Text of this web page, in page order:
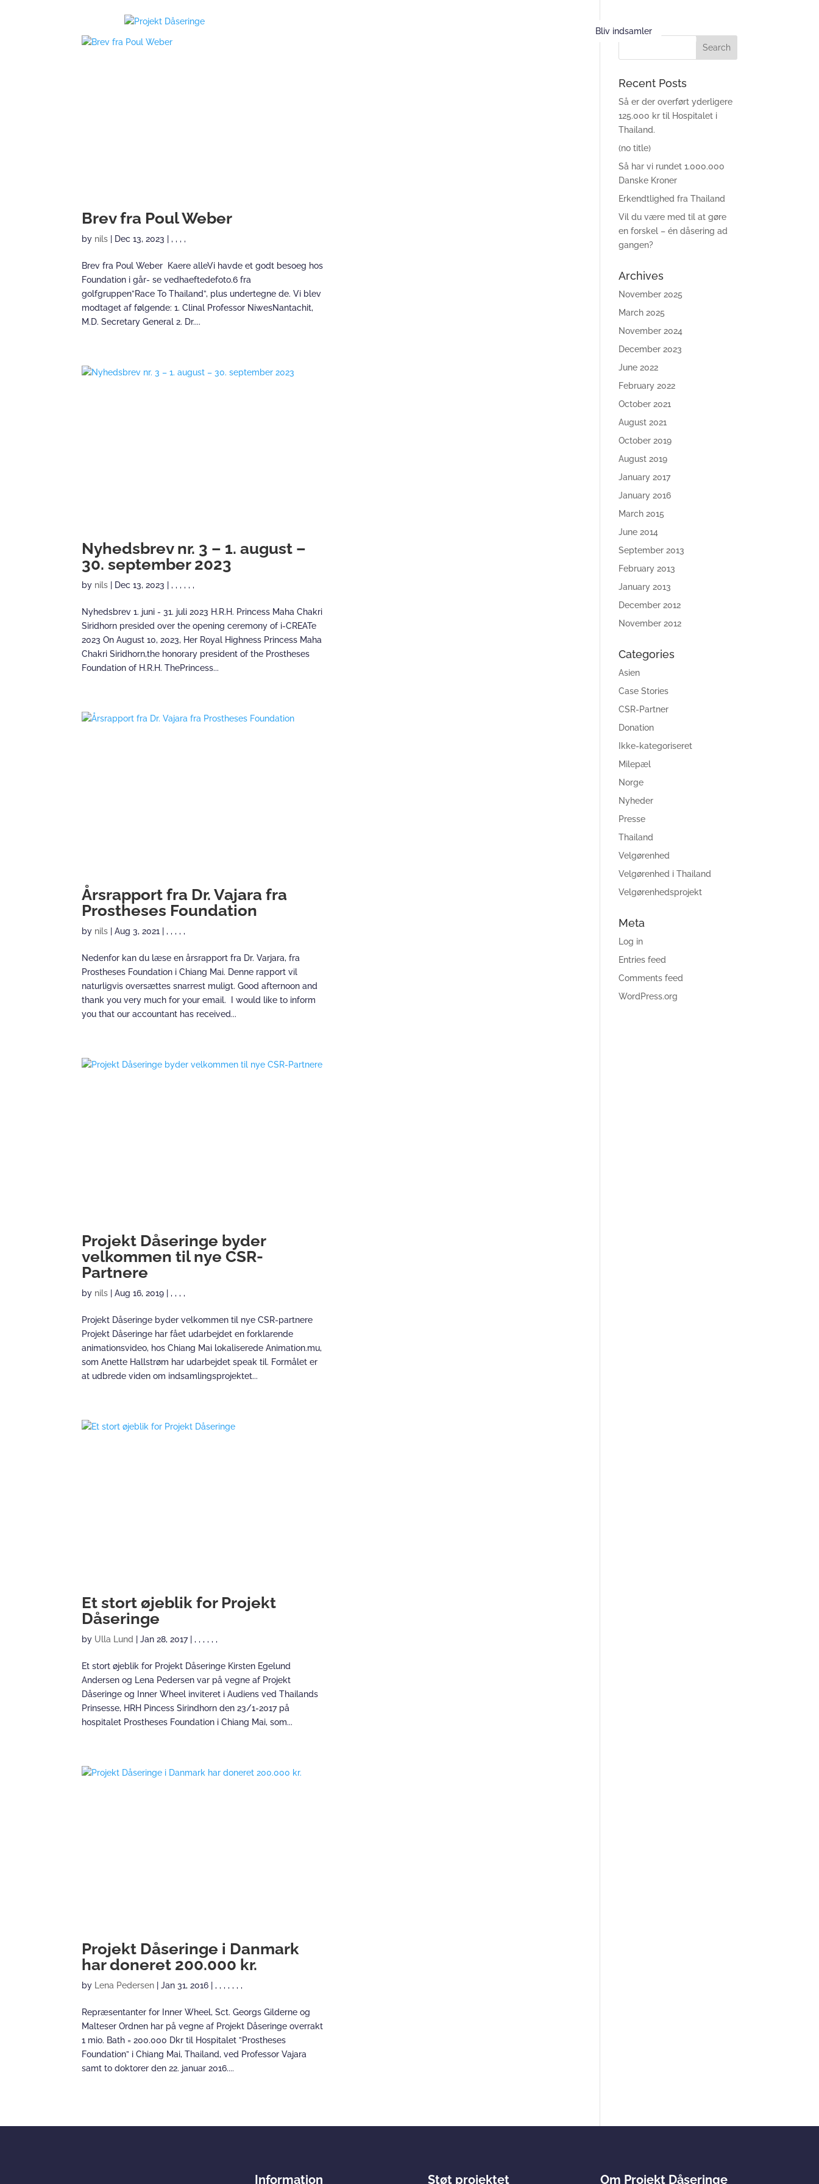
Bliv indsamler
Brev fra Poul Weber
by nils Dec 13, 2023 |,,,,
Brev fra Poul Weber Kaere alleVi havde et godt besoeg hos
Foundation i går- se vedhaeftedefoto.6 fra
golfgruppen”Race To Thailand”, plus undertegne de. Vi blev
modtaget af følgende: 1. Clinal Professor NiwesNantachit,
M.D. Secretary General 2. Dr....
Nyhedsbrev nr. 3 – 1. august –
30. september 2023
by nils Dec 13, 2023 |,,,,,,
Nyhedsbrev 1. juni - 31. juli 2023 H.R.H. Princess Maha Chakri
Siridhorn presided over the opening ceremony of i-CREATe
2023 On August 10, 2023, Her Royal Highness Princess Maha
Chakri Siridhorn,the honorary president of the Prostheses
Foundation of H.R.H. ThePrincess...
Årsrapport fra Dr. Vajara fra
Prostheses Foundation
by nils |Aug 3, 2021 |,,,,,
Nedenfor kan du læse en årsrapport fra Dr. Varjara, fra
Prostheses Foundation i Chiang Mai. Denne rapport vil
naturligvis oversættes snarrest muligt. Good afternoon and
thank you very much for your email. I would like to inform
you that our accountant has received...
Projekt Dåseringe byder
velkommen til nye CSR-
Partnere
by nils |Aug 16, 2019 |,,,,
Projekt Dåseringe byder velkommen til nye CSR-partnere
Projekt Dåseringe har fået udarbejdet en forklarende
animationsvideo, hos Chiang Mai lokaliserede Animation.mu,
som Anette Hallstrøm har udarbejdet speak til. Formålet er
at udbrede viden om indsamlingsprojektet...
Et stort øjeblik for Projekt
Dåseringe
by Ulla Lund |Jan 28, 2017|,,,,,,
Et stort øjeblik for Projekt Dåseringe Kirsten Egelund
Andersen og Lena Pedersen var på vegne af Projekt
Dåseringe og Inner Wheel inviteret i Audiens ved Thailands
Prinsesse, HRH Pincess Sirindhorn den 23/1-2017 på
hospitalet Prostheses Foundation i Chiang Mai, som...
Projekt Dåseringe i Danmark
har doneret 200.000 kr.
by Lena Pedersen |Jan 31, 2016 |,,,,,,,
Repræsentanter for Inner Wheel, Sct. Georgs Gilderne og
Malteser Ordnen har på vegne af Projekt Dåseringe overrakt
1 mio. Bath = 200.000 Dkr til Hospitalet ”Prostheses
Foundation” i Chiang Mai, Thailand, ved Professor Vajara
samt to doktorer den 22. januar 2016....
Recent Posts
Så er der overført yderligere
125.000 kr til Hospitalet i
Thailand.
(no title)
Så har vi rundet 1.000.000
Danske Kroner
Erkendtlighed fra Thailand
Vil du være med til at gøre
en forskel – én dåsering ad
gangen?
Archives
November 2025
March 2025
November 2024
December 2023
June 2022
February 2022
October 2021
August 2021
October 2019
August 2019
January 2017
January 2016
March 2015
June 2014
September 2013
February 2013
January 2013
December 2012
November 2012
Categories
Asien
Case Stories
CSR-Partner
Donation
Ikke-kategoriseret
Milepæl
Norge
Nyheder
Presse
Thailand
Velgørenhed
Velgørenhed i Thailand
Velgørenhedsprojekt
Meta
Log in
Entries feed
Comments feed
WordPress.org
Information Støt projektet Om Projekt Dåseringe